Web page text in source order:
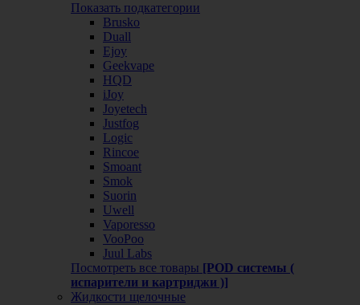
Показать подкатегории
Brusko
Duall
Ejoy
Geekvape
HQD
iJoy
Joyetech
Justfog
Logic
Rincoe
Smoant
Smok
Suorin
Uwell
Vaporesso
VooPoo
Juul Labs
Посмотреть все товары [POD системы (
испарители и картриджи )]
Жидкости щелочные